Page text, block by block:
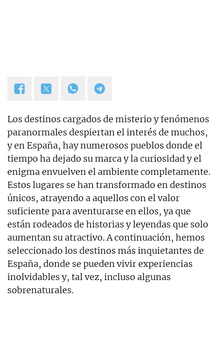
Los destinos cargados de misterio y fenómenos
paranormales despiertan el interés de muchos,
y en España, hay numerosos pueblos donde el
tiempo ha dejado su marca y la curiosidad y el
enigma envuelven el ambiente completamente.
Estos lugares se han transformado en destinos
únicos, atrayendo a aquellos con el valor
suficiente para aventurarse en ellos, ya que
están rodeados de historias y leyendas que solo
aumentan su atractivo. A continuación, hemos
seleccionado los destinos más inquietantes de
España, donde se pueden vivir experiencias
inolvidables y, tal vez, incluso algunas
sobrenaturales.